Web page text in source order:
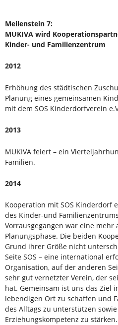
Meilenstein 7:
MUKIVA wird
Kinder- und Familienzentrum
2012
Erhöhung des städtischen
Planung eines gemeinsamen
mit dem SOS Kinderdorfverein
2013
MUKIVA feiert – ein
Familien.
2014
Kooperation mit SOS Kinderdorf
des Kinder-und
Vorrausgegangen war eine mehr
Planungsphase. Die beiden
Grund ihrer Größe nicht
Seite SOS – eine international
Organisation, auf der anderen
sehr gut vernetzter Verein, der
hat. Gemeinsam ist uns das Ziel
lebendigen Ort zu schaffen und
des Alltags zu unterstützen
Erziehungskompetenz zu stärken.